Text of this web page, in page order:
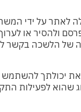
לאתר על ידי
ולהסיר או לערוך
של הלשכה בקשר
את יכולתך
לפעילות